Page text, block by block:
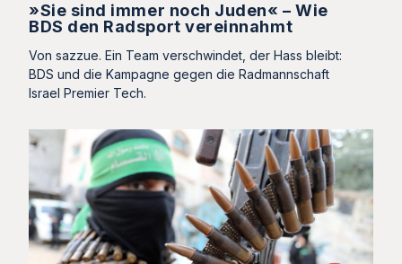
»Sie sind immer noch Juden« – Wie
BDS den Radsport vereinnahmt
Von sazzue. Ein Team verschwindet, der Hass bleibt:
BDS und die Kampagne gegen die Radmannschaft
Israel Premier Tech.